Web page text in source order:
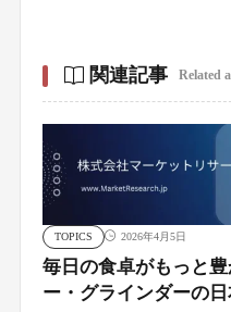
関連記事 Related
TOPICS 2026年4月5日
毎日の食卓がもっと
ー・グラインダーの